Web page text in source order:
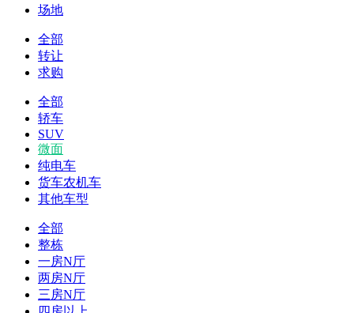
场地
全部
转让
求购
全部
轿车
SUV
微面
纯电车
货车农机车
其他车型
全部
整栋
一房N厅
两房N厅
三房N厅